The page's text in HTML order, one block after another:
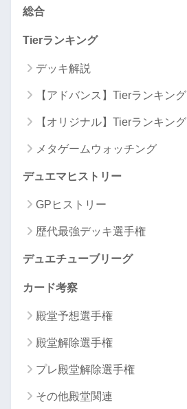
総合
Tierランキング
デッキ解説
【アドバンス】Tierランキング
【オリジナル】Tierランキング
メタゲームウォッチング
デュエマヒストリー
GPヒストリー
歴代最強デッキ選手権
デュエチューブリーグ
カード考察
殿堂予想選手権
殿堂解除選手権
プレ殿堂解除選手権
その他殿堂関連